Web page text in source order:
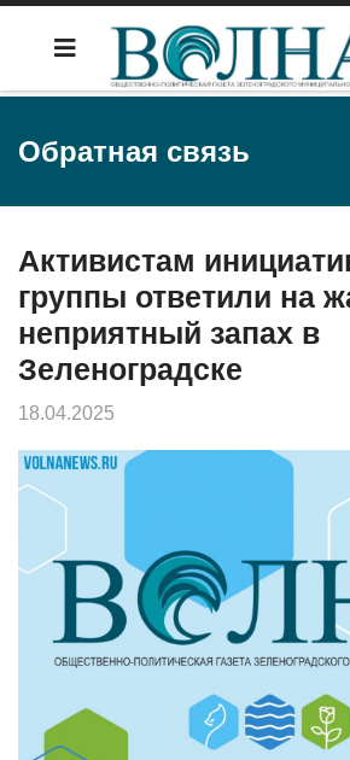
Обратная связь
Активистам
группы ответили на
неприятный запах в
Зеленоградске
18.04.2025